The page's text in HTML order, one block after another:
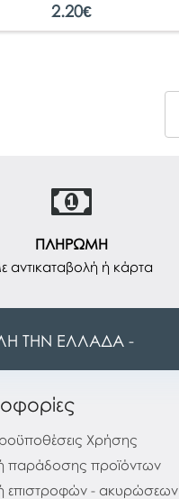
2.20€
ΠΛΗΡΩΜΗ
αντικαταβολή ή κάρτα
ΤΗΝ ΕΛΛΑΔΑ -
Χρήσης
παράδοσης προϊόντων
επιστροφών - ακυρώσεων